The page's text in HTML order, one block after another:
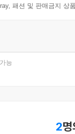
패션 및 판매금지 상
능
2